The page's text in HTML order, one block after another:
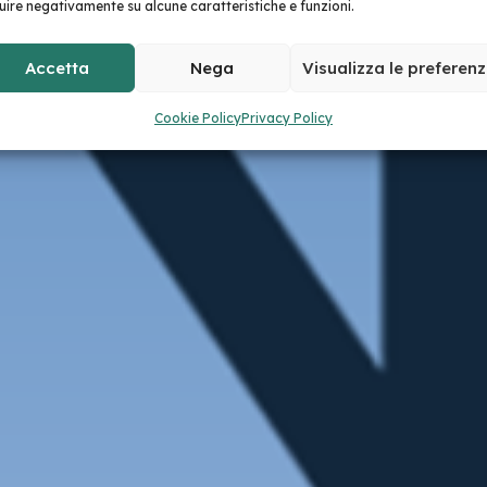
negativamente su alcune caratteristiche e funzioni.
Accetta Nega Visualizza le
Cookie PolicyPrivacy Policy